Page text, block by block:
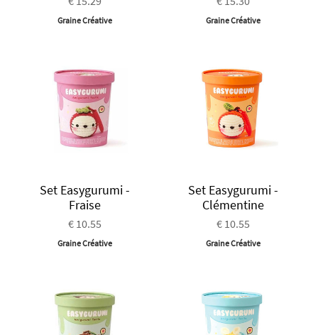
Graine Créative Graine Créative
Set Easygurumi -
Fraise
€ 10.55
Graine Créative
Set Easygurumi -
Clémentine
€ 10.55
Graine Créative